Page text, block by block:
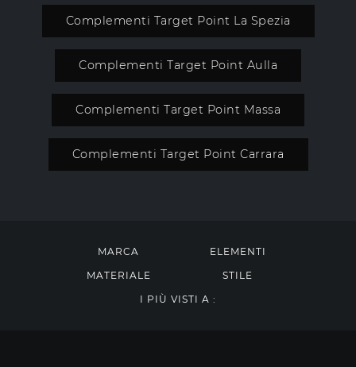
Complementi Target Point La Spezia
Complementi Target Point Aulla
Complementi Target Point Massa
Complementi Target Point Carrara
MARCA
ELEMENTI
MATERIALE
STILE
I PIÙ VISTI A :